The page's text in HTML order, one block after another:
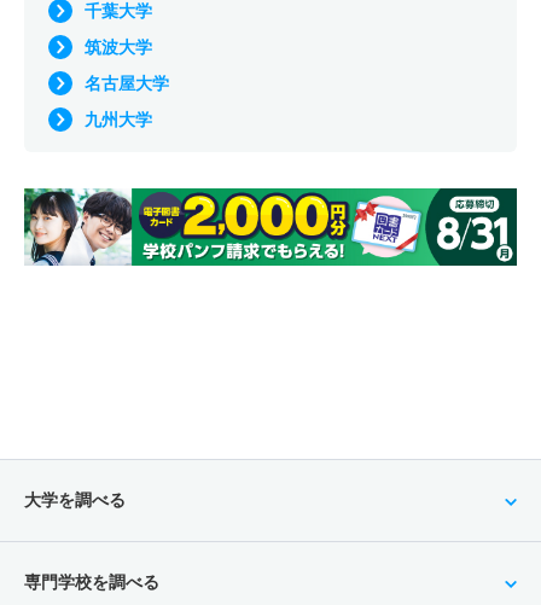
千葉大学
筑波大学
名古屋大学
九州大学
大学を調べる
専門学校を調べる